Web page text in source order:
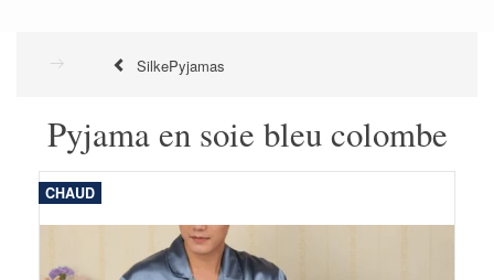
SilkePyjamas
Pyjama en soie bleu colombe
CHAUD